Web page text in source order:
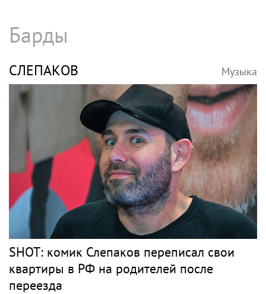
Барды
СЛЕПАКОВ Музыка
SHOT: комик Слепаков переписал свои
квартиры в РФ на родителей после
переезда